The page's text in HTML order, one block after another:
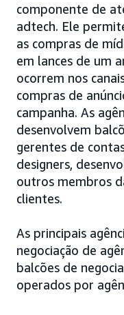
componente de
adtech. Ele
as compras de
em lances de um
ocorrem nos
compras de
campanha. As
desenvolvem
gerentes de
designers,
outros membros
clientes.
As principais
negociação de
balcões de
operados por